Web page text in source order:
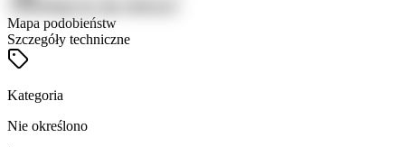
Mapa podobieństw
Szczegóły techniczne
Kategoria
Nie określono